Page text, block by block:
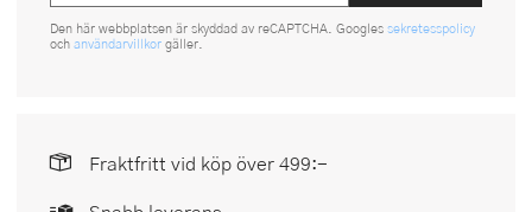
Den här webbplatsen är skyddad av reCAPTCHA. Googles sekretesspolicy
och användarvillkor gäller.
Fraktfritt vid köp över 499:-